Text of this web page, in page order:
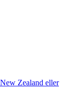
Zealand eller